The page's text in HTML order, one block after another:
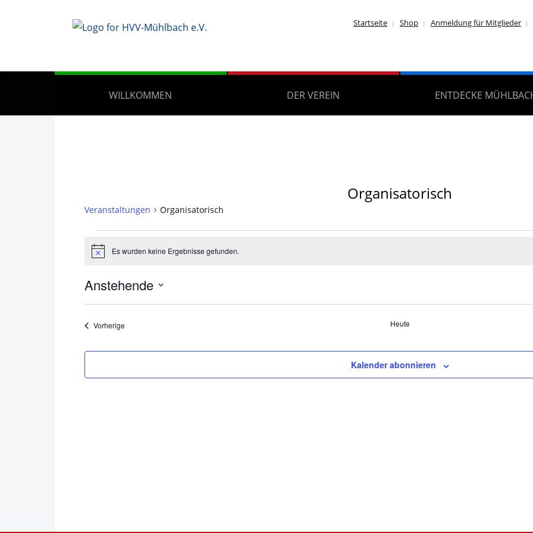
Startseite Shop Anmeldung für Mitglieder
WILLKOMMEN DER VEREIN ENTDECKE
Organisatorisch
Veranstaltungen Organisatorisch
Veranstaltungen
HinweisEs wurden keine Ergebnisse gefunden.
Anstehende
Datum
VorherigeVeranstaltungen Heute
Kalender abonnieren